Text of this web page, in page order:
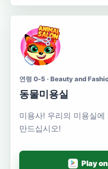
연령 0-5 · Beauty and
동물미용실
미용사! 우리의 미용실
만드십시오!
Play